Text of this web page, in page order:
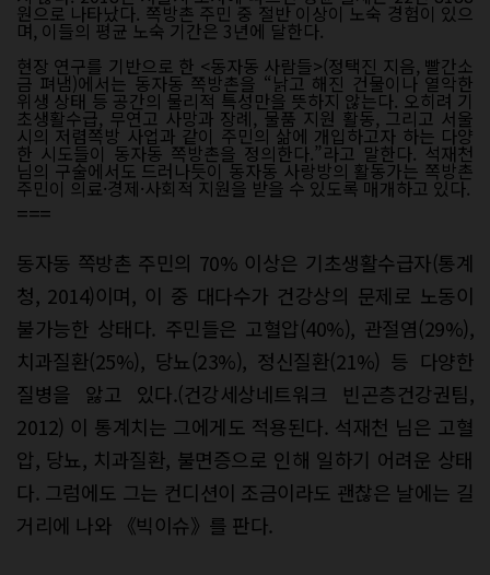
원으로 나타났다. 쪽방촌 주민 중 절반 이상이 노숙 경험이 있으
며, 이들의 평균 노숙 기간은 3년에 달한다.
현장 연구를 기반으로 한 <동자동 사람들>(정택진 지음, 빨간소
금 펴냄)에서는 동자동 쪽방촌을 “낡고 해진 건물이나 열악한
위생 상태 등 공간의 물리적 특성만을 뜻하지 않는다. 오히려 기
초생활수급, 무연고 사망과 장례, 물품 지원 활동, 그리고 서울
시의 저렴쪽방 사업과 같이 주민의 삶에 개입하고자 하는 다양
한 시도들이 동자동 쪽방촌을 정의한다.”라고 말한다. 석재천
님의 구술에서도 드러나듯이 동자동 사랑방의 활동가는 쪽방촌
주민이 의료·경제·사회적 지원을 받을 수 있도록 매개하고 있다.
===
동자동 쪽방촌 주민의 70% 이상은 기초생활수급자(통계
청, 2014)이며, 이 중 대다수가 건강상의 문제로 노동이
불가능한 상태다. 주민들은 고혈압(40%), 관절염(29%),
치과질환(25%), 당뇨(23%), 정신질환(21%) 등 다양한
질병을 앓고 있다.(건강세상네트워크 빈곤층건강권팀,
2012) 이 통계치는 그에게도 적용된다. 석재천 님은 고혈
압, 당뇨, 치과질환, 불면증으로 인해 일하기 어려운 상태
다. 그럼에도 그는 컨디션이 조금이라도 괜찮은 날에는 길
거리에 나와 《빅이슈》를 판다.